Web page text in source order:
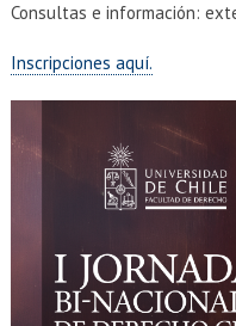
Consultas e información:
Inscripciones aquí.